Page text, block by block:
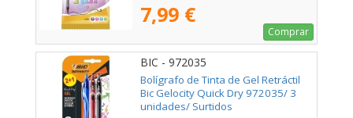
7,99 €
Comprar
BIC - 972035
Bolígrafo de Tinta de Gel Retráctil
Bic Gelocity Quick Dry 972035/ 3
unidades/ Surtidos